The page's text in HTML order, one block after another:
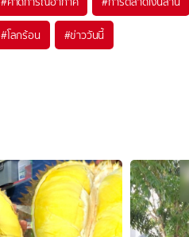
#โลกร้อน #ข่าววันนี้